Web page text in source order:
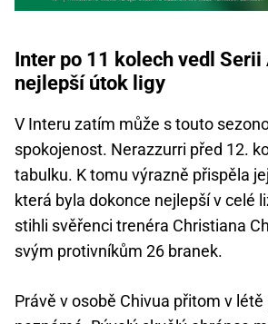
Inter po 11 kolech vedl Serii
nejlepší útok ligy
V Interu zatím může s touto
spokojenost. Nerazzurri před 12.
tabulku. K tomu výrazně přispěla
která byla dokonce nejlepší v celé
stihli svěřenci trenéra Christiana
svým protivníkům 26 branek.
Právě v osobě Chivua přitom v